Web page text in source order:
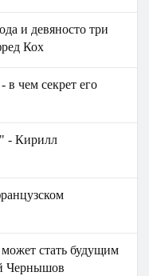
и девяносто три
Кох
в чем секрет его
- Кирилл
стать будущим
Чернышов